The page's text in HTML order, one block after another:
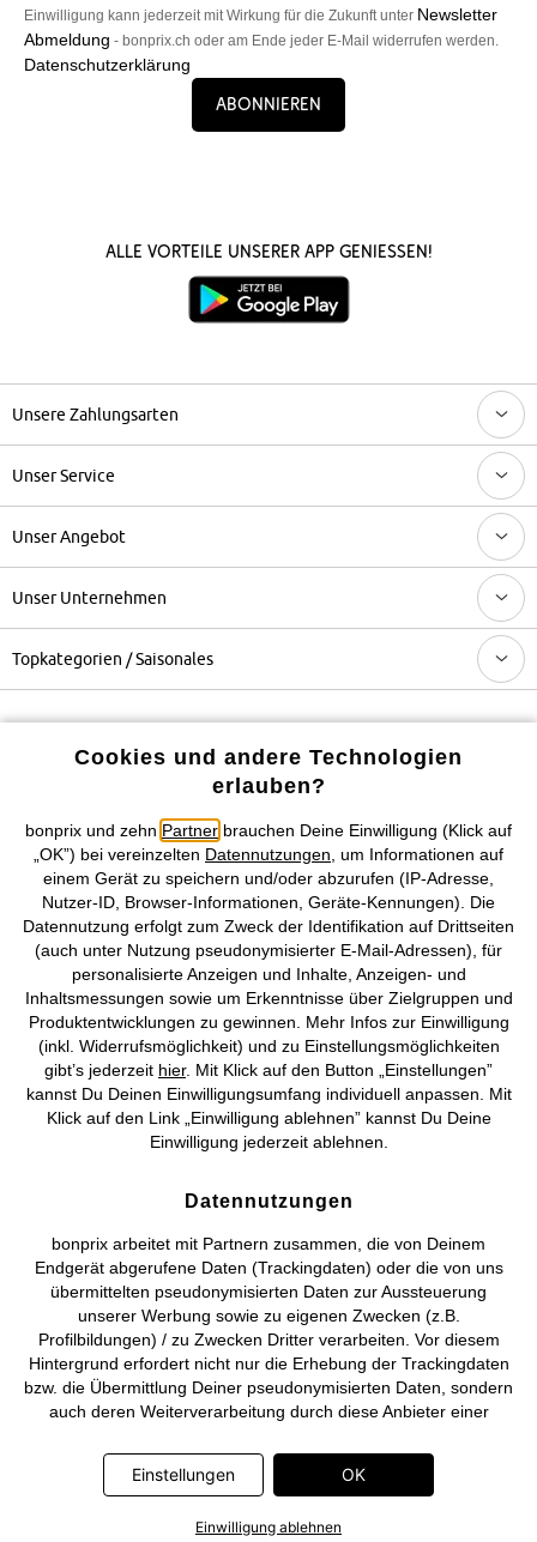
Einwilligung kann jederzeit mit Wirkung für die Zukunft unter Newsletter
Abmeldung - bonprix.ch oder am Ende jeder E-Mail widerrufen werden.
Datenschutzerklärung
Abonnieren
Alle Vorteile unserer App genießen!
Unsere Zahlungsarten
Unser Service
Unser Angebot
Unser Unternehmen
Topkategorien / Saisonales
Preisangaben inkl. gesetzl. MwSt. und zzgl.Service- &
Versandkosten
AGB Datenschutz Cookie-Einstellungen Impressum
Vertrag widerrufen
©2026 bonprix.Alle Rechte vorbehalten.
Deutsch Français
Cookies und andere Technologien
erlauben?
bonprix und zehn Partner brauchen Deine Einwilligung (Klick auf
„OK”) bei vereinzelten Datennutzungen , um Informationen auf
einem Gerät zu speichern und/oder abzurufen (IP-Adresse,
Nutzer-ID, Browser-Informationen, Geräte-Kennungen). Die
Datennutzung erfolgt zum Zweck der Identifikation auf Drittseiten
(auch unter Nutzung pseudonymisierter E-Mail-Adressen), für
personalisierte Anzeigen und Inhalte, Anzeigen- und
Inhaltsmessungen sowie um Erkenntnisse über Zielgruppen und
Produktentwicklungen zu gewinnen. Mehr Infos zur Einwilligung
(inkl. Widerrufsmöglichkeit) und zu Einstellungsmöglichkeiten
gibt’s jederzeit hier. Mit Klick auf den Button „Einstellungen”
kannst Du Deinen Einwilligungsumfang individuell anpassen. Mit
Klick auf den Link „Einwilligung ablehnen” kannst Du Deine
Einwilligung jederzeit ablehnen.
Datennutzungen
bonprix arbeitet mit Partnern zusammen, die von Deinem
Endgerät abgerufene Daten (Trackingdaten) oder die von uns
übermittelten pseudonymisierten Daten zur Aussteuerung
unserer Werbung sowie zu eigenen Zwecken (z.B.
Profilbildungen) / zu Zwecken Dritter verarbeiten. Vor diesem
Hintergrund erfordert nicht nur die Erhebung der Trackingdaten
bzw. die Übermittlung Deiner pseudonymisierten Daten, sondern
auch deren Weiterverarbeitung durch diese Anbieter einer
Deine pseudonymisierten Daten erst dann übermittelt, wenn Du
auf den in dem Banner auf bonprix.de wiedergebenden Button
Unternehmen: Meta Platforms Ireland Limited, Google Ireland
Einstellungen OK
Einwilligung ablehnen